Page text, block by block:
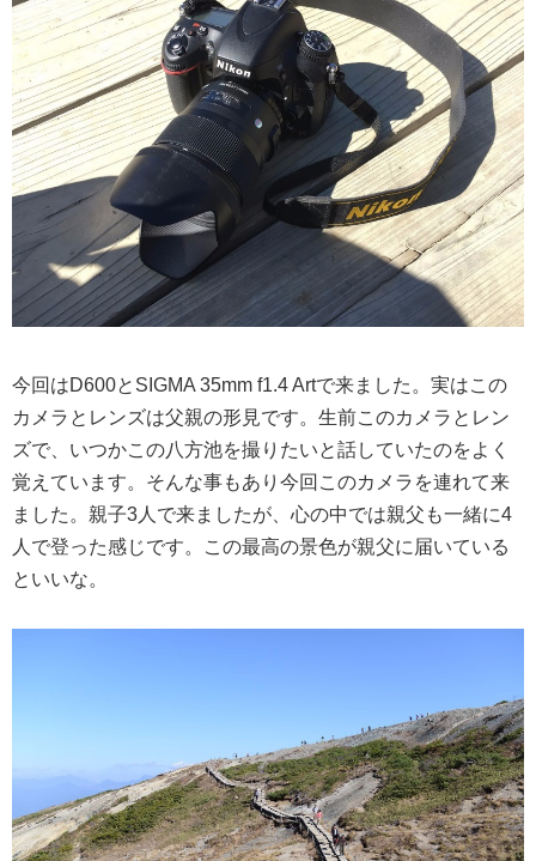
今回はD600とSIGMA 35mm f1.4 Artで来ました。実はこの
カメラとレンズは父親の形見です。生前このカメラとレン
ズで、いつかこの八方池を撮りたいと話していたのをよく
覚えています。そんな事もあり今回このカメラを連れて来
ました。親子3人で来ましたが、心の中では親父も一緒に4
人で登った感じです。この最高の景色が親父に届いている
といいな。